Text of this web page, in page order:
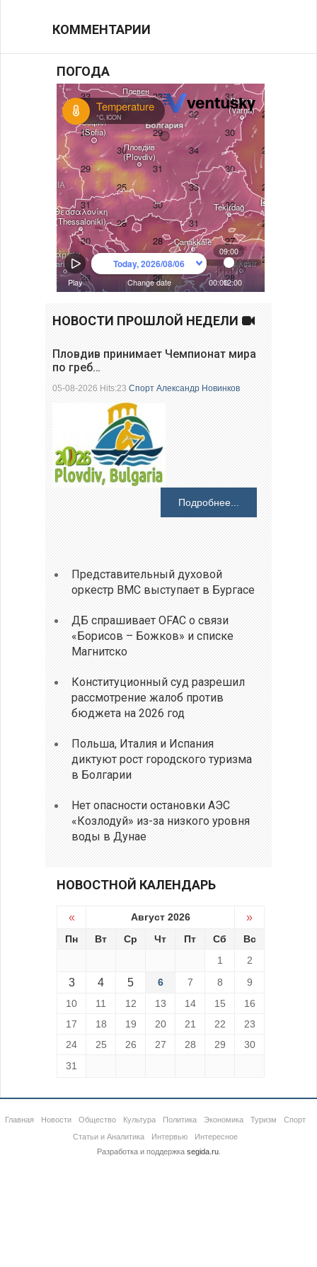
КОММЕНТАРИИ
ПОГОДА
НОВОСТИ ПРОШЛОЙ НЕДЕЛИ
Пловдив принимает Чемпионат мира
по греб…
05-08-2026 Hits:23Спорт Александр Новинков
Подробнее...
Представительный духовой
оркестр ВМС выступает в Бургасе
ДБ спрашивает OFAC о связи
«Борисов – Божков» и списке
Магнитско
Конституционный суд разрешил
рассмотрение жалоб против
бюджета на 2026 год
Польша, Италия и Испания
диктуют рост городского туризма
в Болгарии
Нет опасности остановки АЭС
«Козлодуй» из-за низкого уровня
воды в Дунае
НОВОСТНОЙ КАЛЕНДАРЬ
« Август 2026 »
Пн Вт Ср Чт Пт Сб
Вс
1
2
3 4 5 6 7 8
9
10
11 12 13 14 15
16
17
18 19 20 21 22
23
24
25 26 27 28 29
30
31
Главная Новости Общество Культура Политика Экономика Туризм
Спорт
Статьи и Аналитика
Интервью
Интересное
Разработка и поддержка segida.ru.